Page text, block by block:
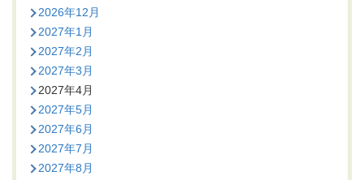
2026年12月
2027年1月
2027年2月
2027年3月
2027年4月
2027年5月
2027年6月
2027年7月
2027年8月